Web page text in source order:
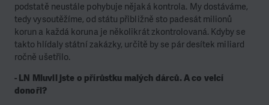
podstatě neustále pohybuje nějaká kontrola. My dostáváme,
tedy vysoutěžíme, od státu přibližně sto padesát milionů
korun a každá koruna je několikrát zkontrolovaná. Kdyby se
takto hlídaly státní zakázky, určitě by se pár desítek miliard
ročně ušetřilo.
- LN Mluvil jste o přírůstku malých dárců. A co velcí
donoři?